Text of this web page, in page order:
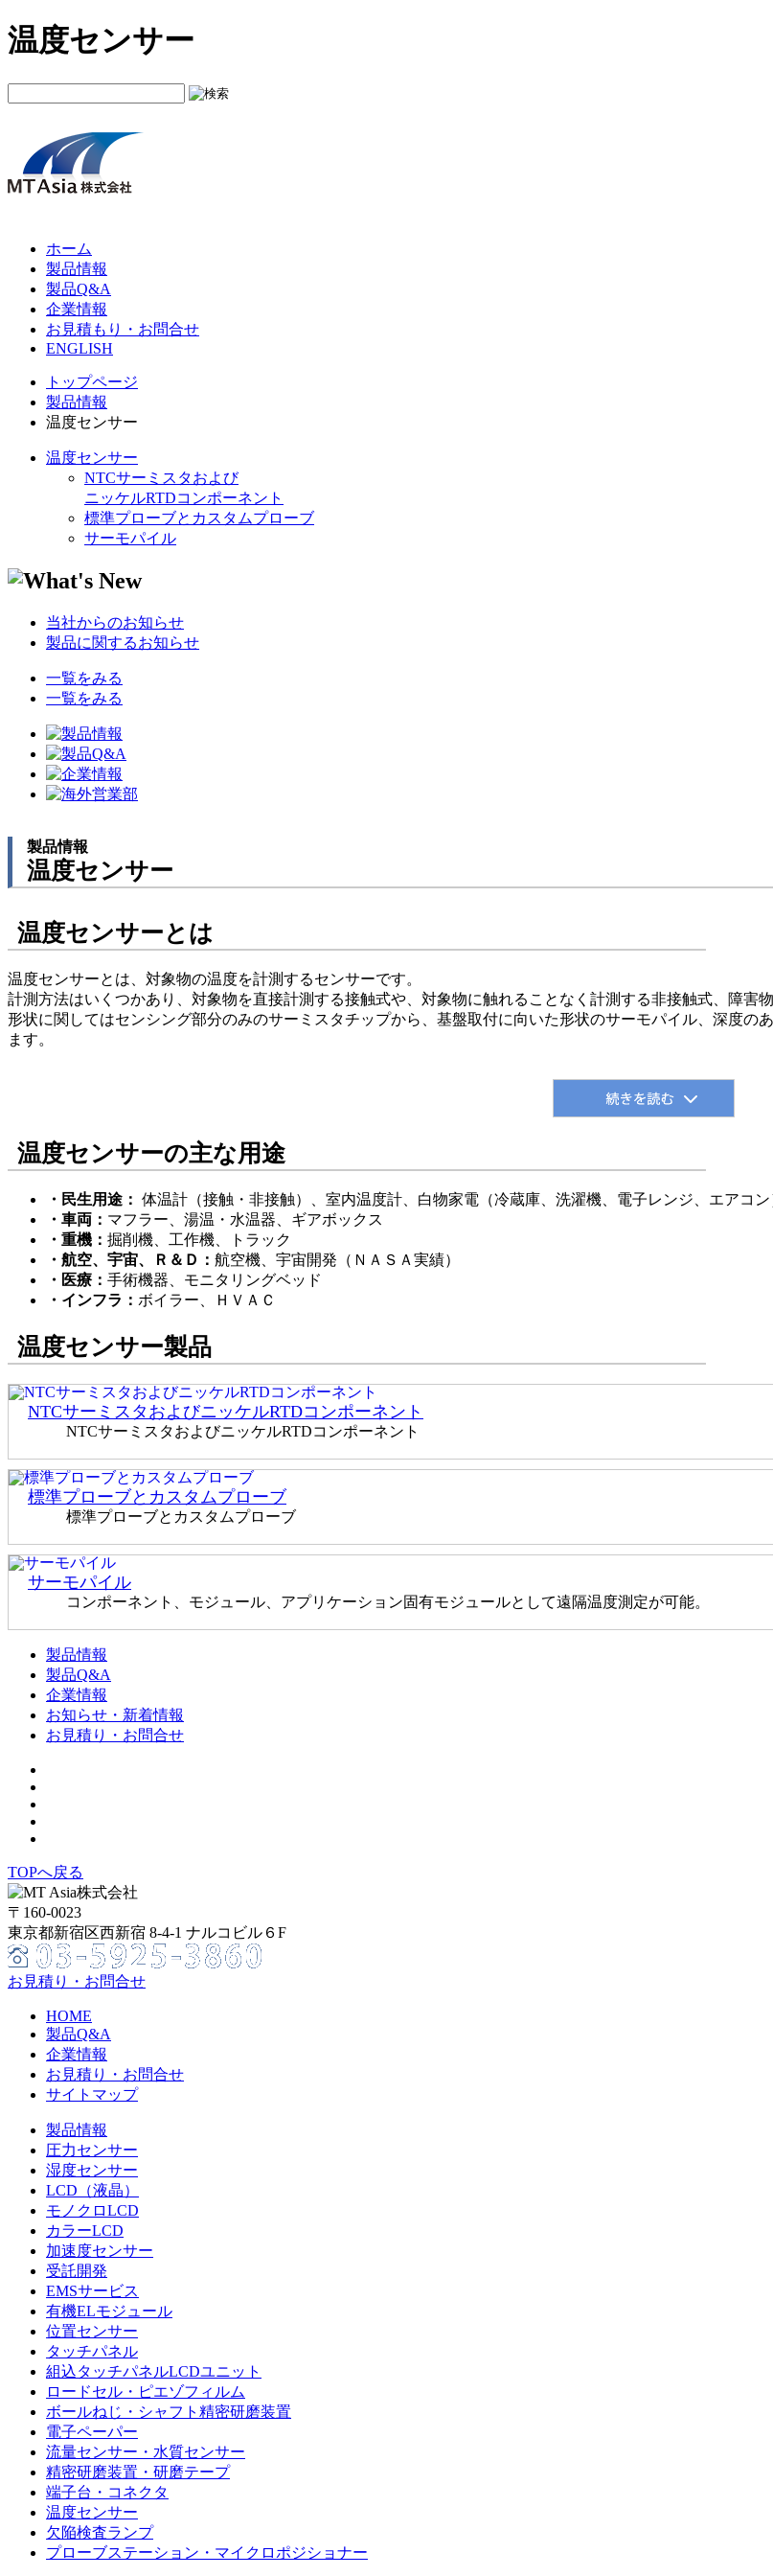
温度センサー
ホーム
製品情報
製品Q&A
企業情報
お見積もり・お問合せ
ENGLISH
トップページ
製品情報
温度センサー
温度センサー
NTCサーミスタおよび
ニッケルRTDコンポーネント
標準プローブとカスタムプローブ
サーモパイル
当社からのお知らせ
製品に関するお知らせ
一覧をみる
一覧をみる
製品情報
温度センサー
温度センサーとは
温度センサーとは、対象物の温度を計測するセンサーです。
計測方法はいくつかあり、対象物を直接計測する接触式や、対象物に触れることなく計測する非接触式、障害
形状に関してはセンシング部分のみのサーミスタチップから、基盤取付に向いた形状のサーモパイル、深度の
ます。
温度センサーの主な用途
・民生用途： 体温計（接触・非接触）、室内温度計、白物家電（冷蔵庫、洗濯機、電子レンジ、エアコン
・車両： マフラー、湯温・水温器、ギアボックス
・重機： 掘削機、工作機、トラック
・航空、宇宙、Ｒ＆Ｄ： 航空機、宇宙開発（ＮＡＳＡ実績）
・医療： 手術機器、モニタリングベッド
・インフラ： ボイラー、ＨＶＡＣ
温度センサー製品
NTCサーミスタおよびニッケルRTDコンポーネント
NTCサーミスタおよびニッケルRTDコンポーネント
標準プローブとカスタムプローブ
標準プローブとカスタムプローブ
サーモパイル
コンポーネント、モジュール、アプリケーション固有モジュールとして遠隔温度測定が可能。
製品情報
製品Q&A
企業情報
お知らせ・新着情報
お見積り・お問合せ
TOPへ戻る
〒160-0023
東京都新宿区西新宿 8-4-1 ナルコビル６F
お見積り・お問合せ
HOME
製品Q&A
企業情報
お見積り・お問合せ
サイトマップ
製品情報
圧力センサー
湿度センサー
LCD（液晶）
モノクロLCD
カラーLCD
加速度センサー
受託開発
EMSサービス
有機ELモジュール
位置センサー
タッチパネル
組込タッチパネルLCDユニット
ロードセル・ピエゾフィルム
ボールねじ・シャフト精密研磨装置
電子ペーパー
流量センサー・水質センサー
精密研磨装置・研磨テープ
端子台・コネクタ
温度センサー
欠陥検査ランプ
プローブステーション・マイクロポジショナー